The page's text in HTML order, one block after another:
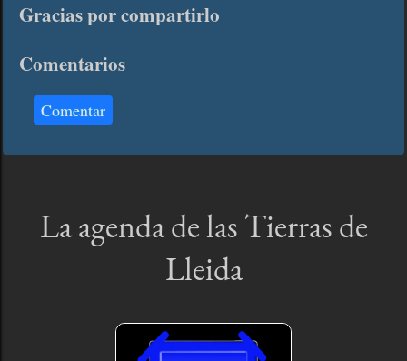
Gracias por compartirlo
Comentarios
Comentar
La agenda de las Tierras de
Lleida